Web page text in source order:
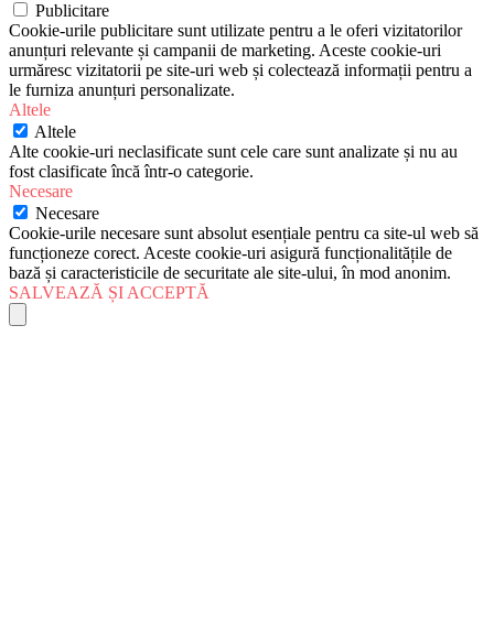
Publicitare
Cookie-urile publicitare sunt utilizate pentru a le oferi vizitatorilor
anunțuri relevante și campanii de marketing. Aceste cookie-uri
urmăresc vizitatorii pe site-uri web și colectează informații pentru a
le furniza anunțuri personalizate.
Altele
Altele
Alte cookie-uri neclasificate sunt cele care sunt analizate și nu au
fost clasificate încă într-o categorie.
Necesare
Necesare
Cookie-urile necesare sunt absolut esențiale pentru ca site-ul web să
funcționeze corect. Aceste cookie-uri asigură funcționalitățile de
bază și caracteristicile de securitate ale site-ului, în mod anonim.
SALVEAZĂ ȘI ACCEPTĂ